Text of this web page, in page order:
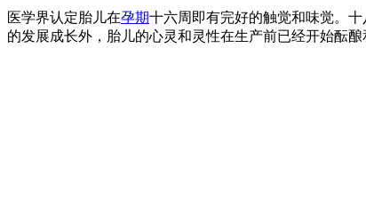
医学界认定胎儿在孕期十六周即有完好的触觉和味觉。
的发展成长外，胎儿的心灵和灵性在生产前已经开始酝酿